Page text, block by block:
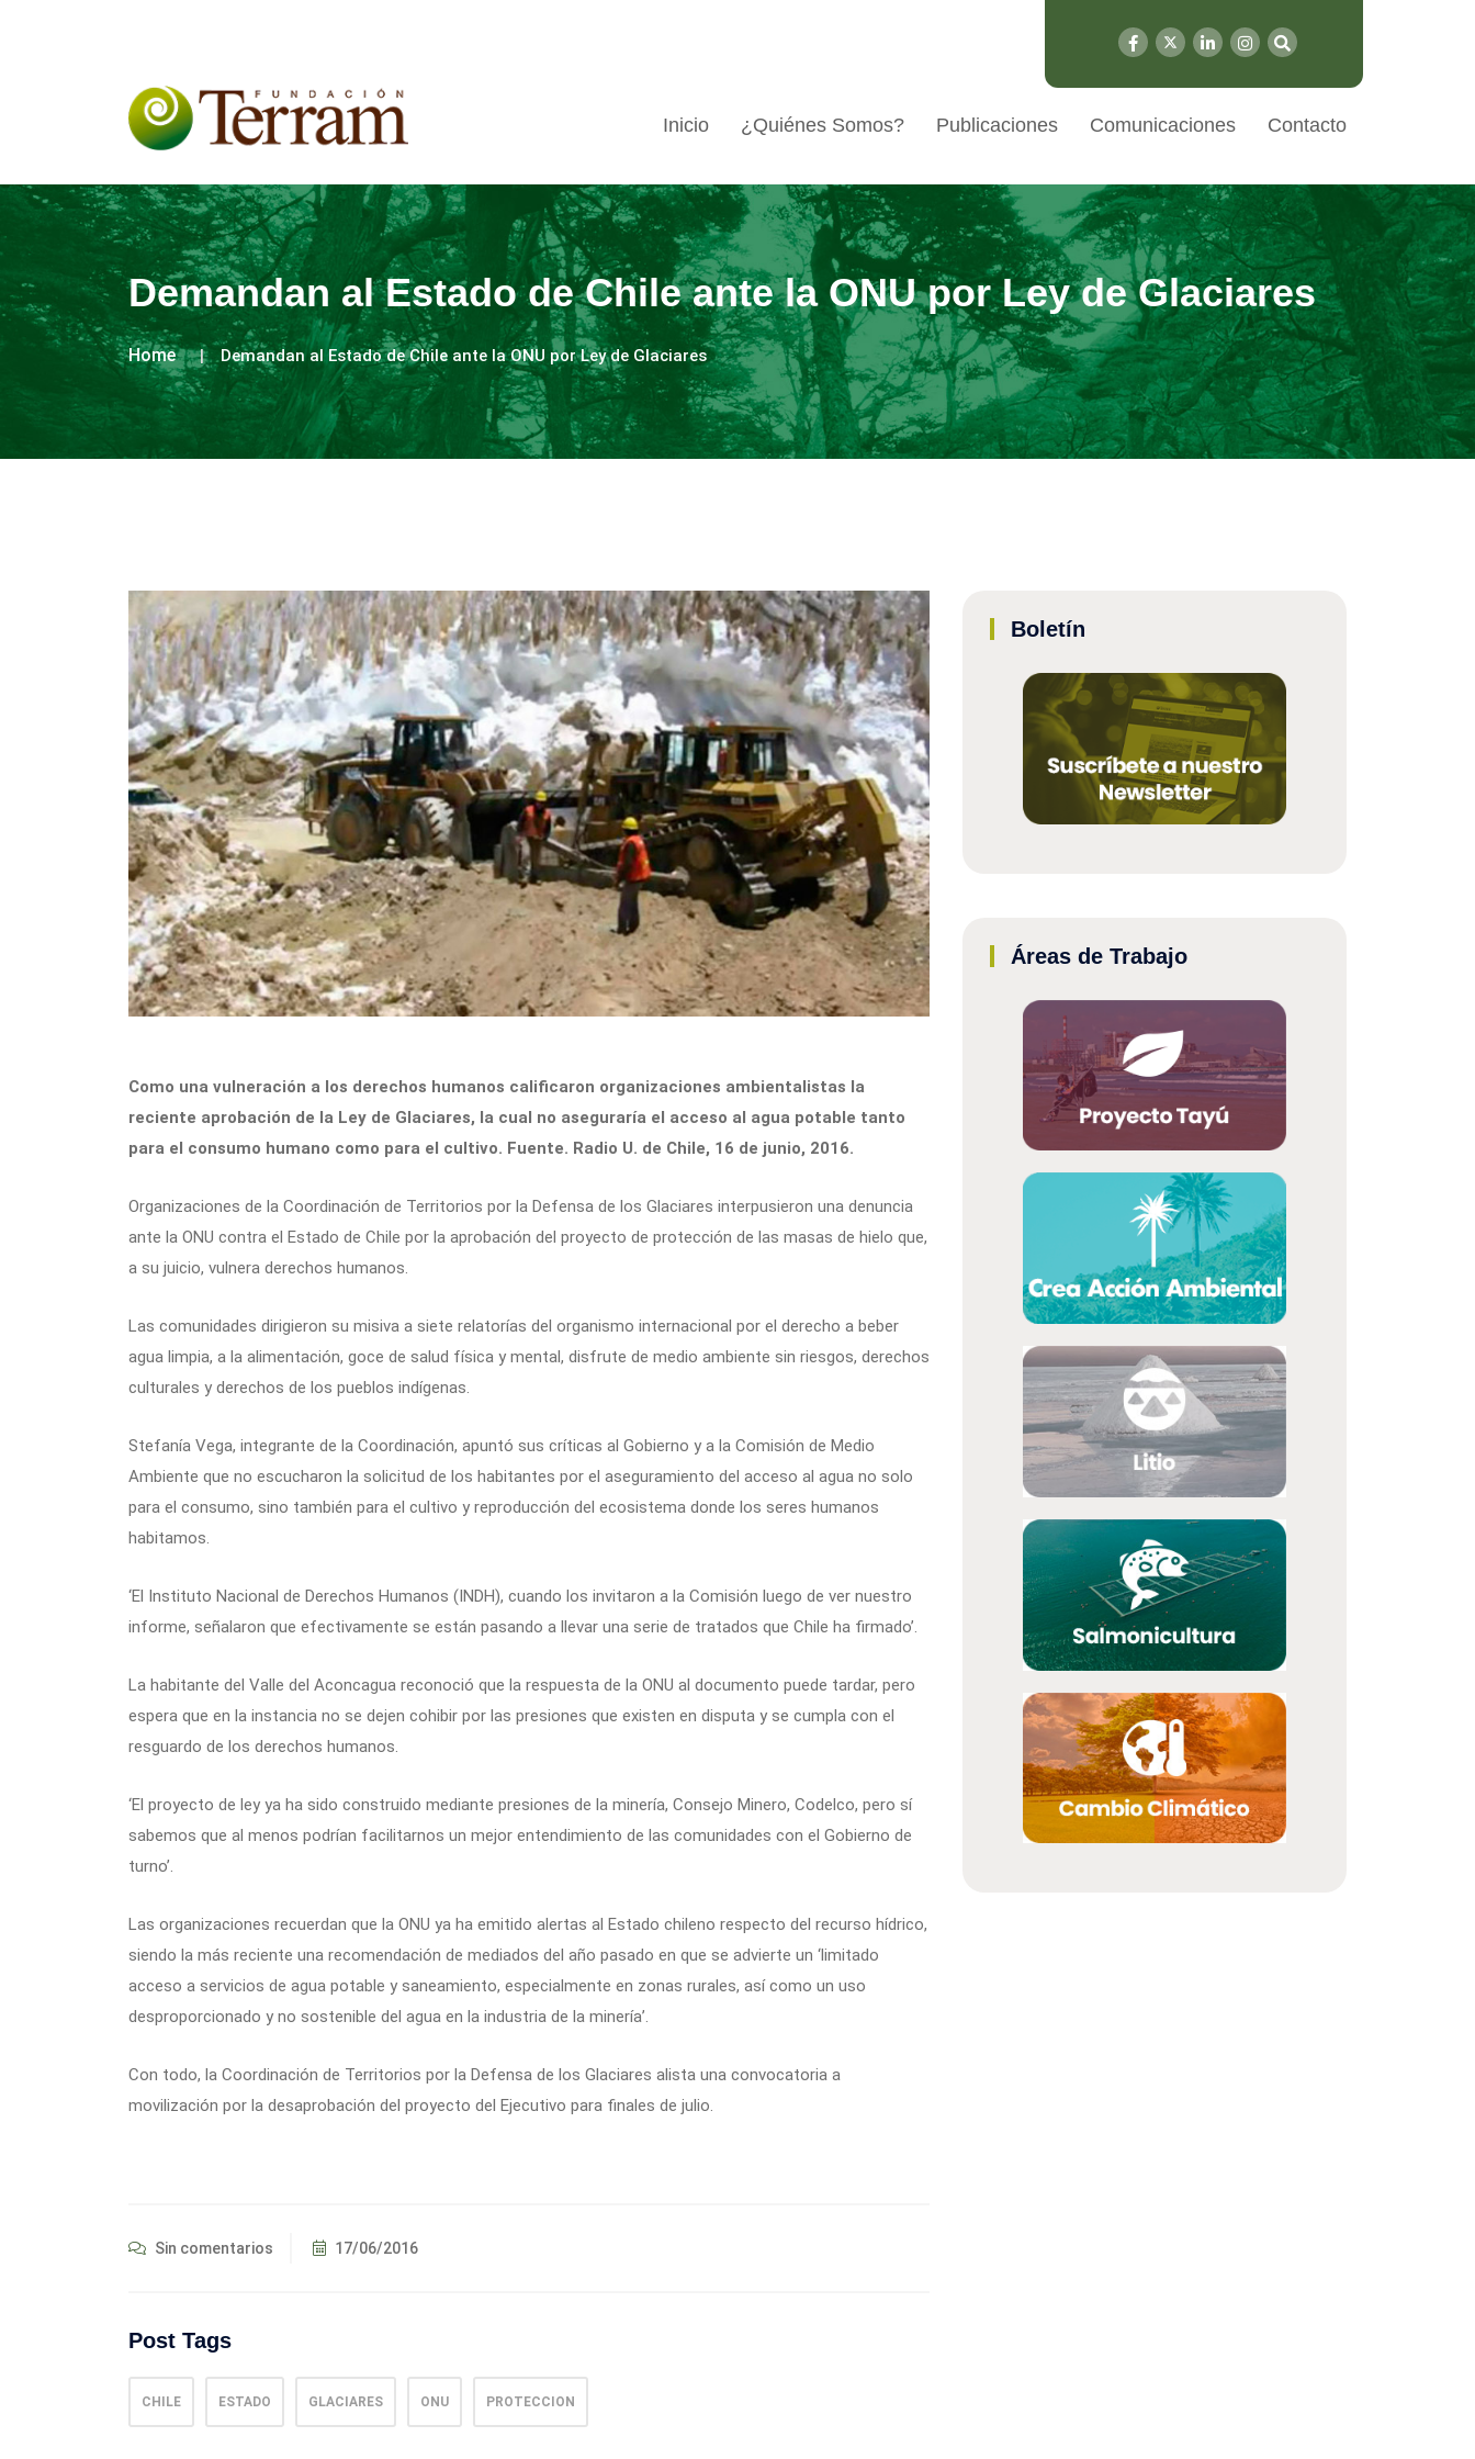
Inicio ¿Quiénes Somos? Publicaciones Comunicaciones Contacto
Demandan al Estado de Chile ante la ONU por Ley de Glaciares
Home Demandan al Estado de Chile ante la ONU por Ley de Glaciares
Como una vulneración a los derechos humanos calificaron organizaciones ambientalistas la
reciente aprobación de la Ley de Glaciares, la cual no aseguraría el acceso al agua potable tanto
para el consumo humano como para el cultivo. Fuente. Radio U. de Chile, 16 de junio, 2016.
Organizaciones de la Coordinación de Territorios por la Defensa de los Glaciares interpusieron una denuncia
ante la ONU contra el Estado de Chile por la aprobación del proyecto de protección de las masas de hielo que,
a su juicio, vulnera derechos humanos.
Las comunidades dirigieron su misiva a siete relatorías del organismo internacional por el derecho a beber
agua limpia, a la alimentación, goce de salud física y mental, disfrute de medio ambiente sin riesgos, derechos
culturales y derechos de los pueblos indígenas.
Stefanía Vega, integrante de la Coordinación, apuntó sus críticas al Gobierno y a la Comisión de Medio
Ambiente que no escucharon la solicitud de los habitantes por el aseguramiento del acceso al agua no solo
para el consumo, sino también para el cultivo y reproducción del ecosistema donde los seres humanos
habitamos.
‘El Instituto Nacional de Derechos Humanos (INDH), cuando los invitaron a la Comisión luego de ver nuestro
informe, señalaron que efectivamente se están pasando a llevar una serie de tratados que Chile ha firmado’.
La habitante del Valle del Aconcagua reconoció que la respuesta de la ONU al documento puede tardar, pero
espera que en la instancia no se dejen cohibir por las presiones que existen en disputa y se cumpla con el
resguardo de los derechos humanos.
‘El proyecto de ley ya ha sido construido mediante presiones de la minería, Consejo Minero, Codelco, pero sí
sabemos que al menos podrían facilitarnos un mejor entendimiento de las comunidades con el Gobierno de
turno’.
Las organizaciones recuerdan que la ONU ya ha emitido alertas al Estado chileno respecto del recurso hídrico,
siendo la más reciente una recomendación de mediados del año pasado en que se advierte un ‘limitado
acceso a servicios de agua potable y saneamiento, especialmente en zonas rurales, así como un uso
desproporcionado y no sostenible del agua en la industria de la minería’.
Con todo, la Coordinación de Territorios por la Defensa de los Glaciares alista una convocatoria a
movilización por la desaprobación del proyecto del Ejecutivo para finales de julio.
Sin comentarios 17/06/2016
Post Tags
CHILE ESTADO GLACIARES ONU PROTECCION
Boletín
Áreas de Trabajo